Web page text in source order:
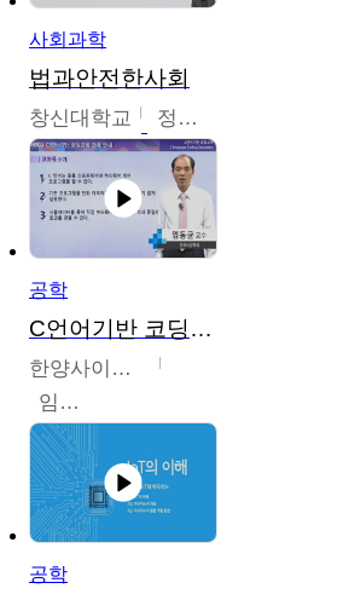
사회과학
법과안전한사회
창신대학교 정연균
공학
C언어기반 코딩교육
한양사이버대학교
임동균
공학